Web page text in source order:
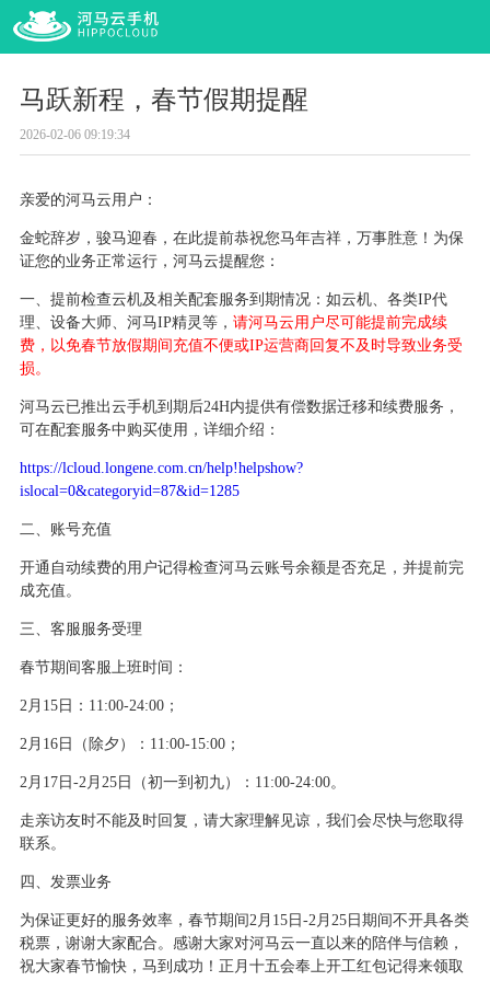
马跃新程，春节假期提醒
2026-02-06 09:19:34
亲爱的河马云用户：
金蛇辞岁，骏马迎春，在此提前恭祝您马年吉祥，万事胜意！为保
证您的业务正常运行，河马云提醒您：
一、提前检查云机及相关配套服务到期情况：如云机、各类IP代
理、设备大师、河马IP精灵等， 请河马云用户尽可能提前完成续
费，以免春节放假期间充值不便或IP运营商回复不及时导致业务受
损。
河马云已推出云手机到期后24H内提供有偿数据迁移和续费服务，
可在配套服务中购买使用，详细介绍：
https://lcloud.longene.com.cn/help!helpshow?
islocal=0&categoryid=87&id=1285
二、账号充值
开通自动续费的用户记得检查河马云账号余额是否充足，并提前完
成充值。
三、客服服务受理
春节期间客服上班时间：
2月15日：11:00-24:00；
2月16日（除夕）：11:00-15:00；
2月17日-2月25日（初一到初九）：11:00-24:00。
走亲访友时不能及时回复，请大家理解见谅，我们会尽快与您取得
联系。
四、发票业务
为保证更好的服务效率，春节期间2月15日-2月25日期间不开具各类
税票，谢谢大家配合。感谢大家对河马云一直以来的陪伴与信赖，
祝大家春节愉快，马到成功！正月十五会奉上开工红包记得来领取